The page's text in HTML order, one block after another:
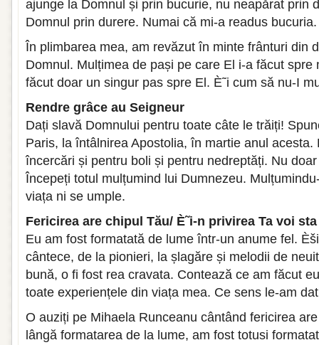
ajunge la Domnul și prin bucurie, nu neapărat prin
Domnul prin durere. Numai că mi-a readus bucuria.
În plimbarea mea, am revăzut în minte frânturi din
Domnul. Mulțimea de pași pe care El i-a făcut spre
făcut doar un singur pas spre El. È˜i cum să nu-I
Rendre grâce au Seigneur
Dați slavă Domnului pentru toate câte le trăiți!
Paris, la întâlnirea Apostolia, în martie anul acesta.
încercări și pentru boli și pentru nedreptăți. Nu
Începeți totul mulțumind lui Dumnezeu.
viața ni se umple.
Fericirea are chipul Tău/ È˜i-n privirea Ta voi
Eu am fost formatată de lume într-un anume fel.
cântece, de la pionieri, la șlagăre și melodii de
bună, o fi fost rea cravata. Contează ce am făcut
toate experiențele din viața mea. Ce sens le-am
O auziți pe Mihaela Runceanu cântând fericirea
lângă formatarea de la lume, am fost totusi